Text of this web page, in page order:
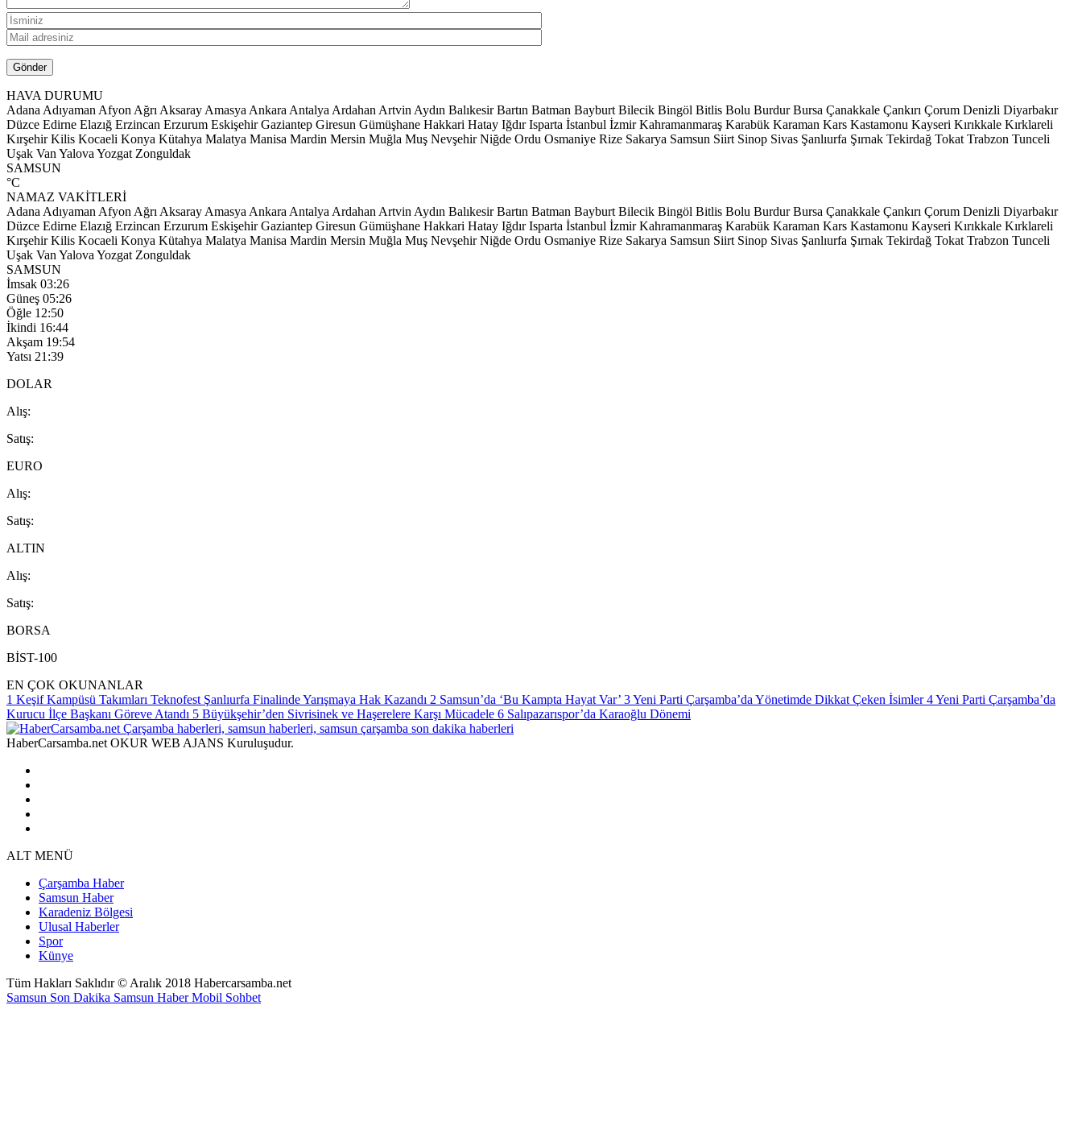
HAVA DURUMU
Adana Adıyaman Afyon Ağrı Aksaray Amasya Ankara Antalya Ardahan Artvin Aydın Balıkesir Bartın Batman Bayburt Bilecik Bingöl Bitlis Bolu Burdur Bursa Çanakkale Çankırı Çorum Denizli Diyarbakır
Düzce Edirne Elazığ Erzincan Erzurum Eskişehir Gaziantep Giresun Gümüşhane Hakkari Hatay Iğdır Isparta İstanbul İzmir Kahramanmaraş Karabük Karaman Kars Kastamonu Kayseri Kırıkkale Kırklareli
Kırşehir Kilis Kocaeli Konya Kütahya Malatya Manisa Mardin Mersin Muğla Muş Nevşehir Niğde Ordu Osmaniye Rize Sakarya Samsun Siirt Sinop Sivas Şanlıurfa Şırnak Tekirdağ Tokat Trabzon Tunceli
Uşak Van Yalova Yozgat Zonguldak
SAMSUN
°C
NAMAZ VAKİTLERİ
Adana Adıyaman Afyon Ağrı Aksaray Amasya Ankara Antalya Ardahan Artvin Aydın Balıkesir Bartın Batman Bayburt Bilecik Bingöl Bitlis Bolu Burdur Bursa Çanakkale Çankırı Çorum Denizli Diyarbakır
Düzce Edirne Elazığ Erzincan Erzurum Eskişehir Gaziantep Giresun Gümüşhane Hakkari Hatay Iğdır Isparta İstanbul İzmir Kahramanmaraş Karabük Karaman Kars Kastamonu Kayseri Kırıkkale Kırklareli
Kırşehir Kilis Kocaeli Konya Kütahya Malatya Manisa Mardin Mersin Muğla Muş Nevşehir Niğde Ordu Osmaniye Rize Sakarya Samsun Siirt Sinop Sivas Şanlıurfa Şırnak Tekirdağ Tokat Trabzon Tunceli
Uşak Van Yalova Yozgat Zonguldak
SAMSUN
İmsak 03:26
Güneş 05:26
Öğle 12:50
İkindi 16:44
Akşam 19:54
Yatsı 21:39
DOLAR
Alış:
Satış:
EURO
Alış:
Satış:
ALTIN
Alış:
Satış:
BORSA
BİST-100
EN ÇOK OKUNANLAR
1 Keşif Kampüsü Takımları Teknofest Şanlıurfa Finalinde Yarışmaya Hak Kazandı 2 Samsun’da ‘Bu Kampta Hayat Var’ 3Yeni Parti Çarşamba’da Yönetimde Dikkat Çeken İsimler 4Yeni Parti Çarşamba’da
Kurucu İlçe Başkanı Göreve Atandı 5 Büyükşehir’den Sivrisinek ve Haşerelere Karşı Mücadele 6 Salıpazarıspor’da Karaoğlu Dönemi
HaberCarsamba.net OKUR WEB AJANS Kuruluşudur.
ALT MENÜ
Çarşamba Haber
Samsun Haber
Karadeniz Bölgesi
Ulusal Haberler
Spor
Künye
Tüm Hakları Saklıdır © Aralık 2018 Habercarsamba.net
Samsun Son Dakika Samsun HaberMobil Sohbet